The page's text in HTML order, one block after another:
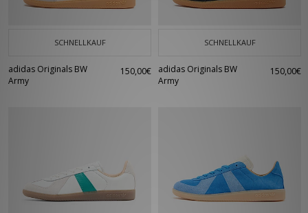
SCHNELLKAUF
adidas Originals BW
Army
150,00€
SCHNELLKAUF
adidas Originals BW
Army
150,00€